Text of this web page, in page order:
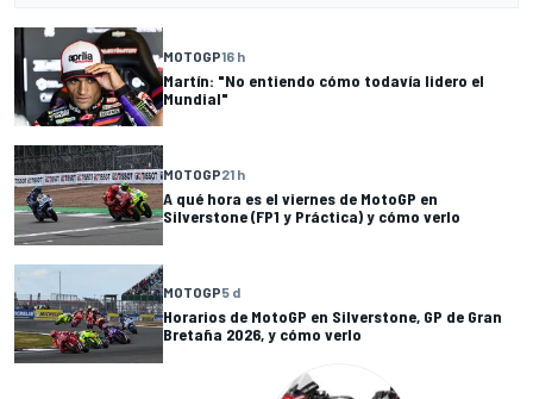
MOTOGP16 h
Martín: "No entiendo cómo todavía lidero el
Mundial"
MOTOGP21 h
A qué hora es el viernes de MotoGP en
Silverstone (FP1 y Práctica) y cómo verlo
MOTOGP5 d
Horarios de MotoGP en Silverstone, GP de Gran
Bretaña 2026, y cómo verlo